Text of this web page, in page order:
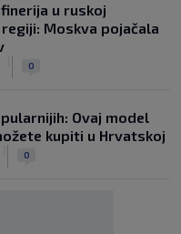
u ruskoj
Moskva pojačala
0
Ovaj model
kupiti u Hrvatskoj
0